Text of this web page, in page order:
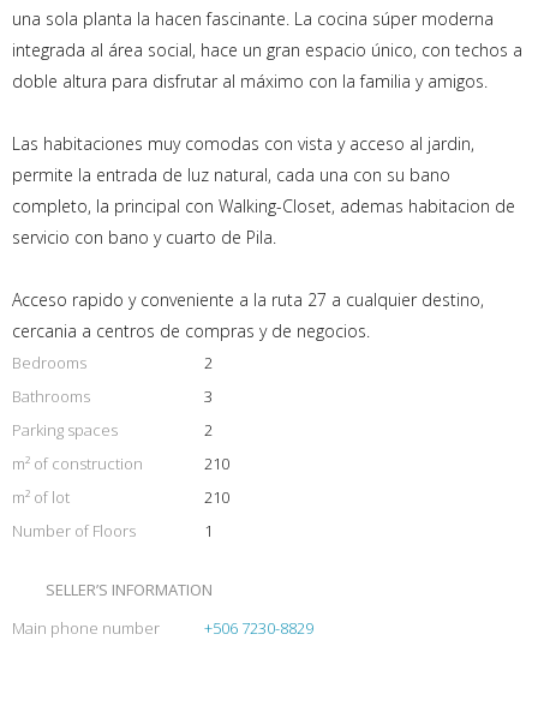
una sola planta la hacen fascinante. La cocina súper moderna
integrada al área social, hace un gran espacio único, con techos a
doble altura para disfrutar al máximo con la familia y amigos.
Las habitaciones muy comodas con vista y acceso al jardin,
permite la entrada de luz natural, cada una con su bano
completo, la principal con Walking-Closet, ademas habitacion de
servicio con bano y cuarto de Pila.
Acceso rapido y conveniente a la ruta 27 a cualquier destino,
cercania a centros de compras y de negocios.
Bedrooms
2
Bathrooms
3
Parking spaces
2
m² of construction
210
m² of lot
210
Number of Floors
1
SELLER’S INFORMATION
Main phone number
+506 7230-8829